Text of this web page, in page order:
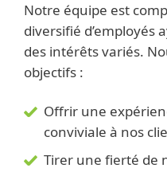
Notre équipe est
diversifié d’employés
des intérêts variés.
objectifs :
Offrir une
conviviale à nos
Tirer une fierté de